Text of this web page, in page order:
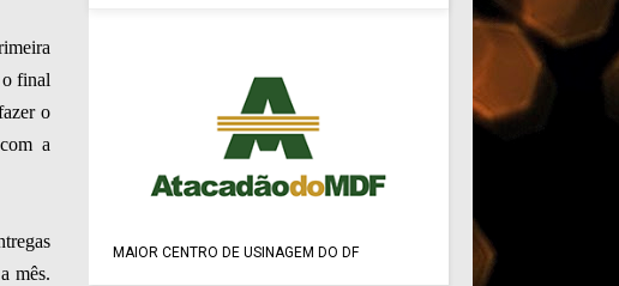
final
o
a
mês.
MAIOR CENTRO DE USINAGEM DO DF